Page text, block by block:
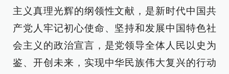
主义真理光辉的纲领性文献，是新时代中国共
产党人牢记初心使命、坚持和发展中国特色社
会主义的政治宣言，是党领导全体人民以史为
鉴、开创未来，实现中华民族伟大复兴的行动